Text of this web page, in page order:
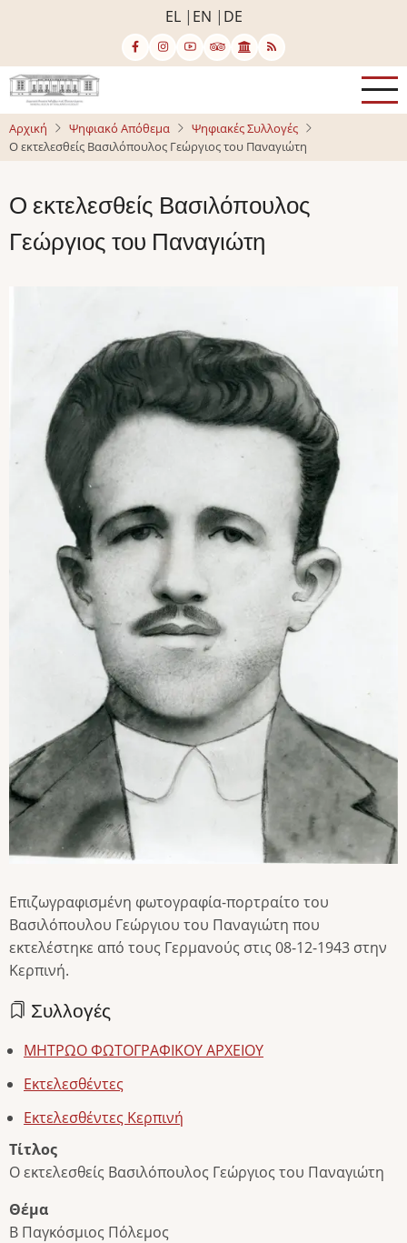
κυρίως
περιεχόμενο
EL EN DE
Αρχική Ψηφιακό Απόθεμα
Ψηφιακές Συλλογές
Ο εκτελεσθείς Βασιλόπουλος Γεώργιος του Παναγιώτη
Ο εκτελεσθείς Βασιλόπουλος
Γεώργιος του Παναγιώτη
Επιζωγραφισμένη φωτογραφία-πορτραίτο του
Βασιλόπουλου Γεώργιου του Παναγιώτη που
εκτελέστηκε από τους Γερμανούς στις 08-12-1943 στην
Κερπινή.
Συλλογές
ΜΗΤΡΩΟ ΦΩΤΟΓΡΑΦΙΚΟΥ ΑΡΧΕΙΟΥ
Εκτελεσθέντες
Εκτελεσθέντες Κερπινή
Τίτλος
Ο εκτελεσθείς Βασιλόπουλος Γεώργιος του Παναγιώτη
Θέμα
Β Παγκόσμιος Πόλεμος